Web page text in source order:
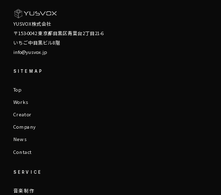
YUSVOX株式会社
〒153-0042 東京都目黒区青葉台2丁目21-6
いちご中目黒ビル8階
info@yusvox.jp
SITEMAP
Top
Works
Creator
Company
News
Contact
SERVICE
音楽制作